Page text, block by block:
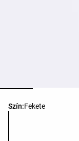
Szín:Fekete
Termékszínek listája